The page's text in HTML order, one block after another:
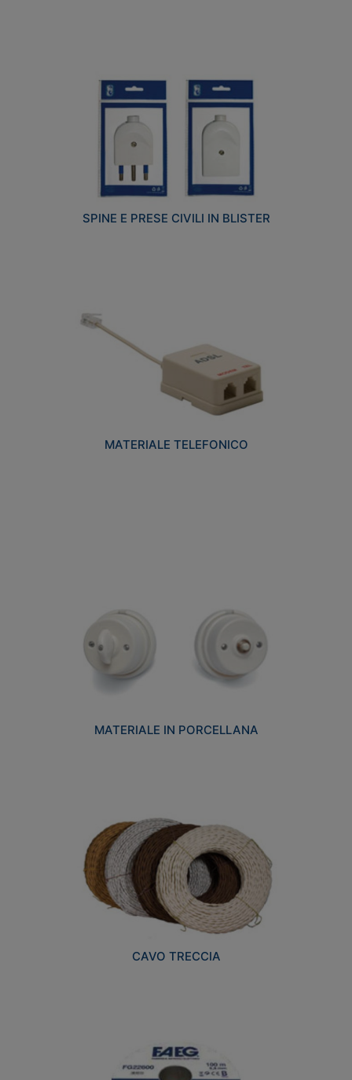
SPINE E PRESE CIVILI IN BLISTER
MATERIALE TELEFONICO
MATERIALE IN PORCELLANA
CAVO TRECCIA